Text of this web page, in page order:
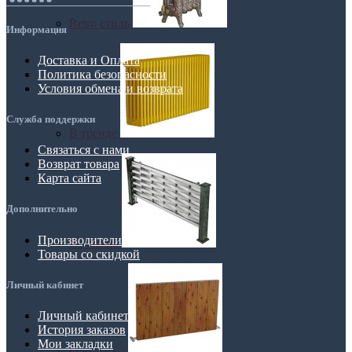
Из камня
Информация
Доставка и Оплата
Политика безопасности
Условия обмена и возврата
Служба поддержки
Связаться с нами
Возврат товара
Карта сайта
Дополнительно
Производители
Товары со скидкой
Личный кабинет
Личный кабинет
История заказов
Мои закладки